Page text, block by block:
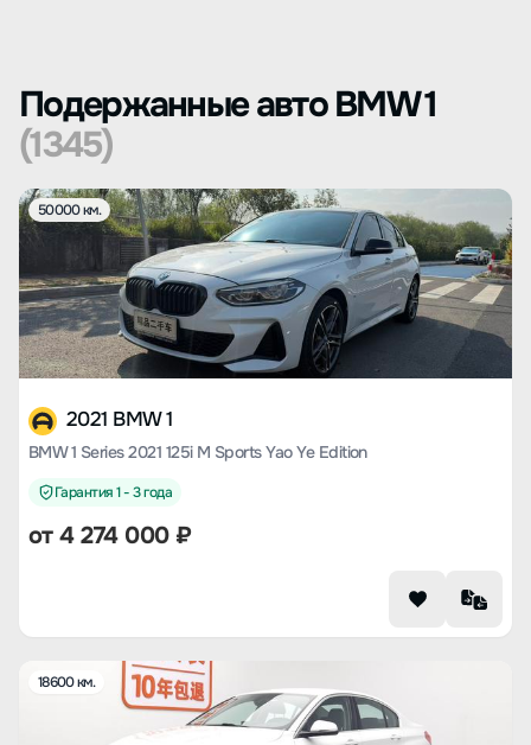
Подержанные авто BMW 1
(1345)
50000 км.
2021 BMW 1
BMW 1 Series 2021 125i M Sports Yao Ye Edition
Гарантия 1 - 3 года
от4 274 000₽
18600 км.